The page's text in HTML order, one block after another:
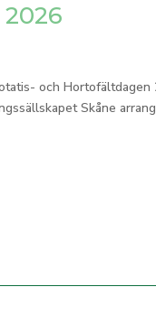
och
Skåne